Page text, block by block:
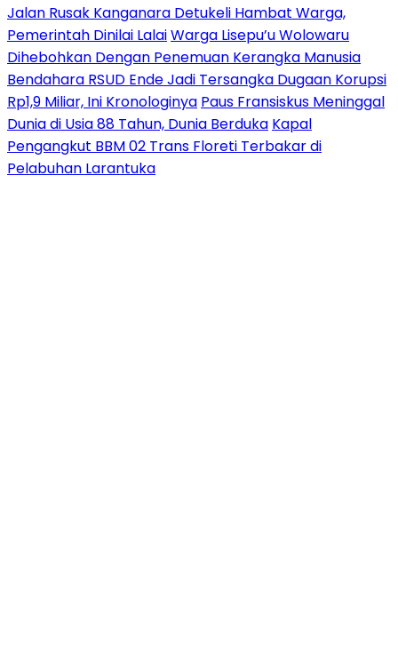
Jalan Rusak Kanganara Detukeli Hambat Warga,
Pemerintah Dinilai LalaiWarga Lisepu’u Wolowaru
Dihebohkan Dengan Penemuan Kerangka Manusia
Bendahara RSUD Ende Jadi Tersangka Dugaan Korupsi
Rp1,9 Miliar, Ini Kronologinya Paus Fransiskus Meninggal
Dunia di Usia 88 Tahun, Dunia Berduka Kapal
Pengangkut BBM 02 Trans Floreti Terbakar di
Pelabuhan Larantuka